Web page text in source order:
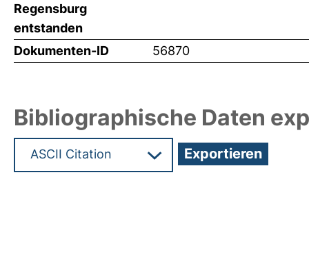
Regensburg
entstanden
Dokumenten-ID 56870
Bibliographische Daten